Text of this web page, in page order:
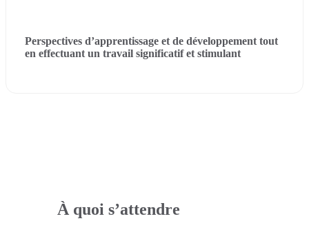
Perspectives d’apprentissage et de développement tout
en effectuant un travail significatif et stimulant
À quoi s’attendre